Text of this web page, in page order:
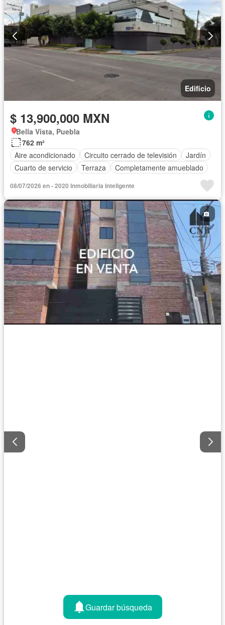
Edificio
$ 13,900,000 MXN
Bella Vista, Puebla
762 m²
Aire acondicionado
Circuito cerrado de televisión
Jardín
Cuarto de servicio
Terraza Completamente amueblado
08/07/2026 en - 2020 Inmobiliaria Inteligente
Guardar búsqueda